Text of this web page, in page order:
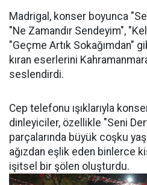
Madrigal, konser boyunca
"Ne Zamandır Sendeyim",
"Geçme Artık Sokağımdan"
kıran eserlerini
seslendirdi.
Cep telefonu ışıklarıyla
dinleyiciler, özellikle "Seni
parçalarında büyük coşku
ağızdan eşlik eden binlerce
işitsel bir şölen oluşturdu.